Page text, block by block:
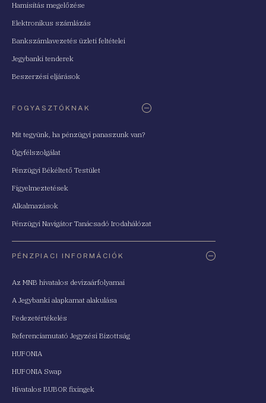
Hamisítás megelőzése
Elektronikus számlázás
Bankszámlavezetés üzleti feltételei
Jegybanki tenderek
Beszerzési eljárások
FOGYASZTÓKNAK
Mit tegyünk, ha pénzügyi panaszunk van?
Ügyfélszolgálat
Pénzügyi Békéltető Testület
Figyelmeztetések
Alkalmazások
Pénzügyi Navigátor Tanácsadó Irodahálózat
PÉNZPIACI INFORMÁCIÓK
Az MNB hivatalos devizaárfolyamai
A Jegybanki alapkamat alakulása
Fedezetértékelés
Referenciamutató Jegyzési Bizottság
HUFONIA
HUFONIA Swap
Hivatalos BUBOR fixingek